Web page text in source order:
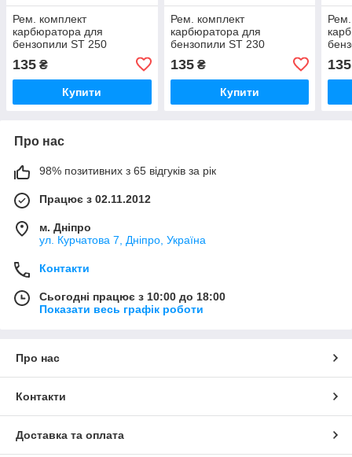
Рем. комплект
карбюратора для
бензопили ST 250
135 ₴
Купити
Рем. комплект
карбюратора для
бензопили ST 230
135₴
Купити
135
Про нас
98% позитивних з 65 відгуків за рік
Працює з 02.11.2012
м. Дніпро
ул. Курчатова 7, Дніпро, Україна
Контакти
Сьогодні працює з 10:00 до 18:00
Показати весь графік роботи
Про нас
Контакти
Доставка та оплата